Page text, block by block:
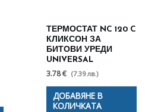
ТЕРМОСТАТ NC 120 C
КЛИКСОН ЗА
БИТОВИ УРЕДИ
UNIVERSAL
3.78 € (7.39 лв.)
ДОБАВЯНЕ В
КОЛИЧКАТА